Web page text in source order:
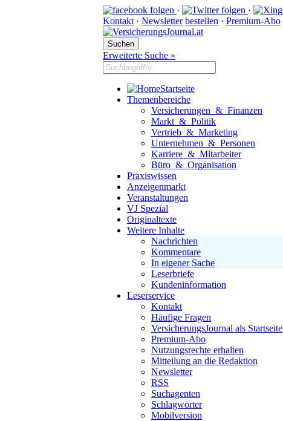
· ·
Kontakt · Newsletter bestellen · Premium-Abo
Erweiterte Suche »
Startseite
Themenbereiche
Versicherungen & Finanzen
Markt & Politik
Vertrieb & Marketing
Unternehmen & Personen
Karriere & Mitarbeiter
Büro & Organisation
Praxiswissen
Anzeigenmarkt
Veranstaltungen
VJ Spezial
Originaltexte
Weitere Inhalte
Nachrichten
Kommentare
In eigener Sache
Leserbriefe
Kundeninformation
Leserservice
Kontakt
Häufige Fragen
VersicherungsJournal als Startseite
Premium-Abo
Nutzungsrechte erhalten
Mitteilung an die Redaktion
Newsletter
RSS
Suchagenten
Schlagwörter
Mobilversion